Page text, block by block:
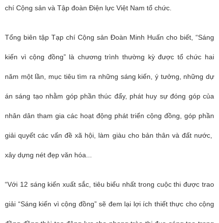
chí Cộng sản và Tập đoàn Điện lực Việt Nam tổ chức.
Tổng biên tập Tạp chí Cộng sản Đoàn Minh Huấn cho biết, “Sáng
kiến vì cộng đồng” là chương trình thường kỳ được tổ chức hai
năm một lần, mục tiêu tìm ra những sáng kiến, ý tưởng, những dự
án sáng tạo nhằm góp phần thúc đẩy, phát huy sự đóng góp của
nhân dân tham gia các hoạt động phát triển cộng đồng, góp phần
giải quyết các vấn đề xã hội, làm giàu cho bản thân và đất nước,
xây dựng nét đẹp văn hóa...
“Với 12 sáng kiến xuất sắc, tiêu biểu nhất trong cuộc thi được trao
giải “Sáng kiến vì cộng đồng” sẽ đem lại lợi ích thiết thực cho cộng